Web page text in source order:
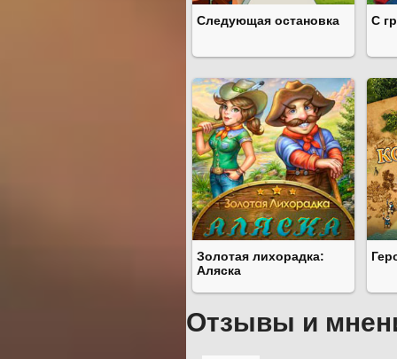
Следующая остановка С
Золотая лихорадка:
Аляска
Отзывы и